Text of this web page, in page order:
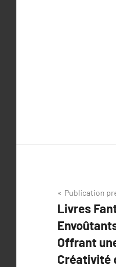
de
l’article
Publication
Livres
Offrant
Créativité